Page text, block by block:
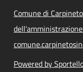
Comune di
Powered by